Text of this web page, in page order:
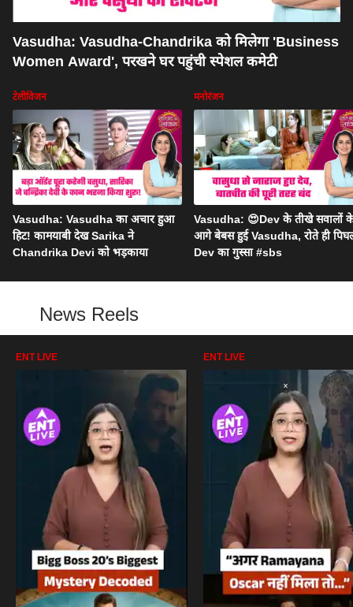
Vasudha: Vasudha-Chandrika को मिलेगा 'Business
Women Award', परखने घर पहुंची स्पेशल कमेटी
टेलीविजन
Vasudha: Vasudha का अचार हुआ
हिट! कामयाबी देख Sarika ने
Chandrika Devi को भड़काया
मनोरंजन
Vasudha: 😍Dev के तीखे सवालों
आगे बेबस हुई Vasudha, रोते ही
Dev का गुस्सा #sbs
News Reels
ENT LIVE ENT LIVE